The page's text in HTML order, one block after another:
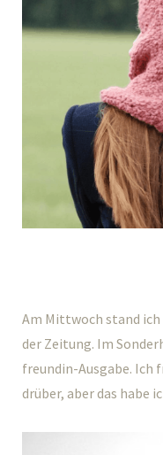
Am Mittwoch stand
der Zeitung. Im
freundin-Ausgabe. Ich
drüber, aber das habe